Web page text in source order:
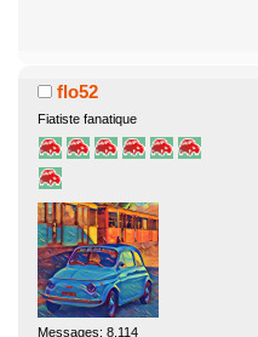
flo52
Fiatiste fanatique
Messages: 8.114